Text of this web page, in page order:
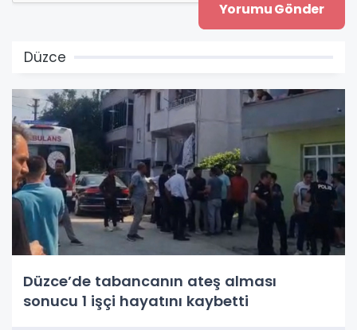
Düzce
Düzce’de tabancanın ateş alması
sonucu 1 işçi hayatını kaybetti